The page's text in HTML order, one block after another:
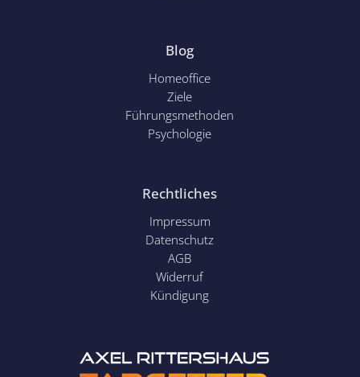
Blog
Homeoffice
Ziele
Führungsmethoden
Psychologie
Rechtliches
Impressum
Datenschutz
AGB
Widerruf
Kündigung